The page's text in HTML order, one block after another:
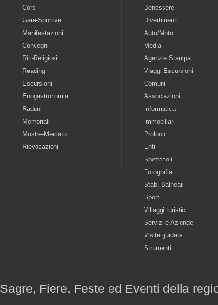
Corsi
Gare-Sportive
Manifestazioni
Convegni
Riti-Religiosi
Reading
Escursioni
Enogastronomia
Raduni
Memoriali
Mostre-Mercato
Rievocazioni
Benessere
Divertimenti
Auto/Moto
Media
Agenzie Stampa
Viaggi Escursioni
Comuni
Associazioni
Informatica
Immobiliari
Proloco
Enti
Spettacoli
Fotografia
Stab. Balneari
Sport
Villaggi turistici
Servizi e Aziende
Visite guidate
Strumenti
Sagre, Fiere, Feste ed Eventi della